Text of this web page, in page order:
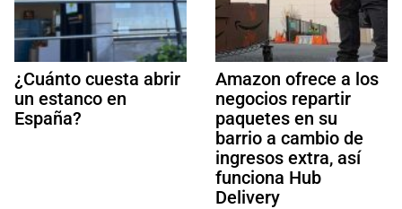
¿Cuánto cuesta abrir
un estanco en
España?
Amazon ofrece a los
negocios repartir
paquetes en su
barrio a cambio de
ingresos extra, así
funciona Hub
Delivery